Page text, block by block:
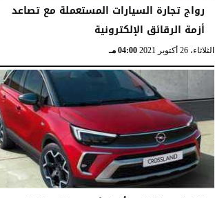
رواج تجارة السيارات المستعملة مع تصاعد
أزمة الرقائق الإلكترونية
الثلاثاء، 26 أكتوبر 2021 04:00 مـ